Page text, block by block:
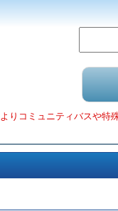
りコミュニティバスや特